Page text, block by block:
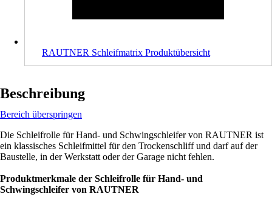
RAUTNER Schleifmatrix Produktübersicht
Beschreibung
Bereich überspringen
Die Schleifrolle für Hand- und Schwingschleifer von RAUTNER ist
ein klassisches Schleifmittel für den Trockenschliff und darf auf der
Baustelle, in der Werkstatt oder der Garage nicht fehlen.
Produktmerkmale der Schleifrolle für Hand- und
Schwingschleifer von RAUTNER